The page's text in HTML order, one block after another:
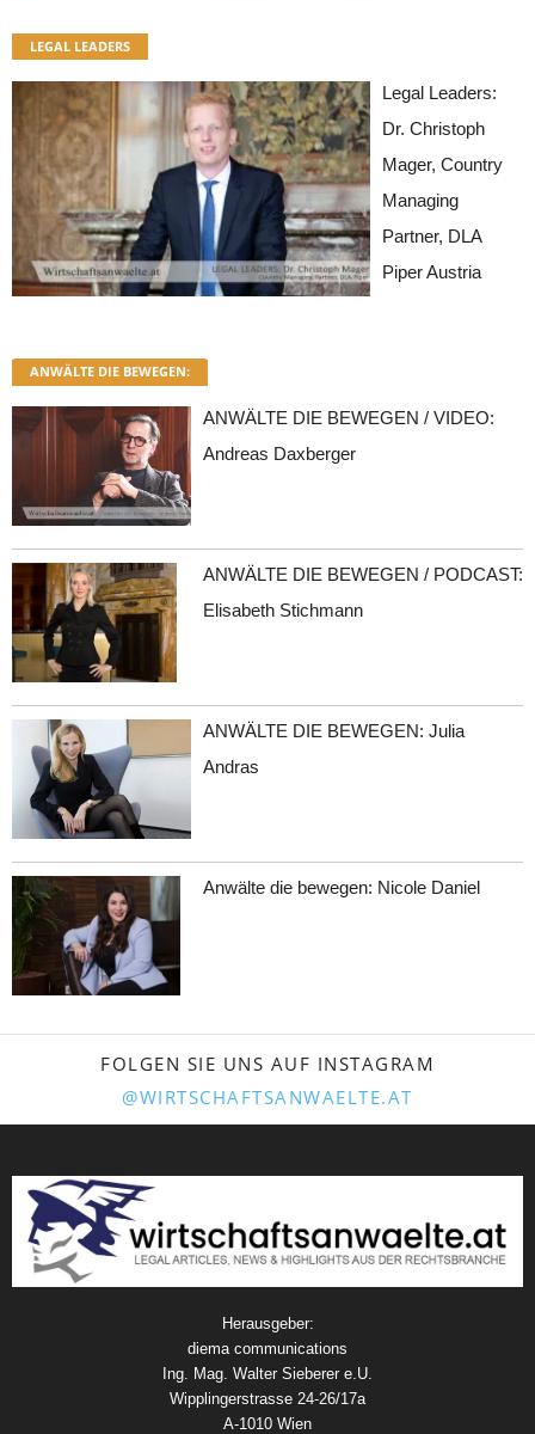
LEGAL LEADERS
Legal Leaders:
Dr. Christoph
Mager, Country
Managing
Partner, DLA
Piper Austria
ANWÄLTE DIE BEWEGEN:
ANWÄLTE DIE BEWEGEN / VIDEO:
Andreas Daxberger
ANWÄLTE DIE BEWEGEN / PODCAST:
Elisabeth Stichmann
ANWÄLTE DIE BEWEGEN: Julia
Andras
Anwälte die bewegen: Nicole Daniel
FOLGEN SIE UNS AUF INSTAGRAM
@WIRTSCHAFTSANWAELTE.AT
Herausgeber:
diema communications
Ing. Mag. Walter Sieberer e.U.
Wipplingerstrasse 24-26/17a
A-1010 Wien